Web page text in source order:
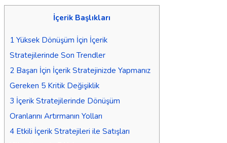
İçerik Başlıkları
1 Yüksek Dönüşüm İçin İçerik
Stratejilerinde Son Trendler
2 Başarı İçin İçerik Stratejinizde Yapmanız
Gereken 5 Kritik Değişiklik
3 İçerik Stratejilerinde Dönüşüm
Oranlarını Artırmanın Yolları
4 Etkili İçerik Stratejileri ile Satışları